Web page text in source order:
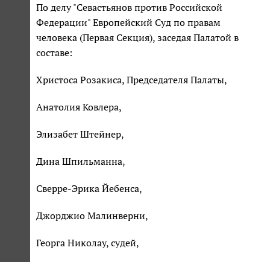
По делу "Севастьянов против Российской
Федерации" Европейский Суд по правам
человека (Первая Секция), заседая Палатой в
составе:
Христоса Розакиса, Председателя Палаты,
Анатолия Ковлера,
Элизабет Штейнер,
Дина Шпильманна,
Сверре-Эрика Йебенса,
Джорджио Малинверни,
Георга Николау, судей,